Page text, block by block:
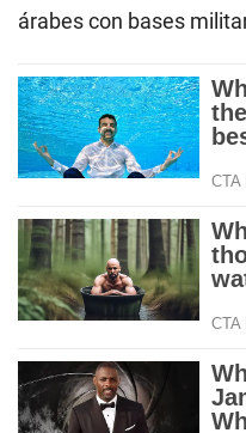
árabes con bases